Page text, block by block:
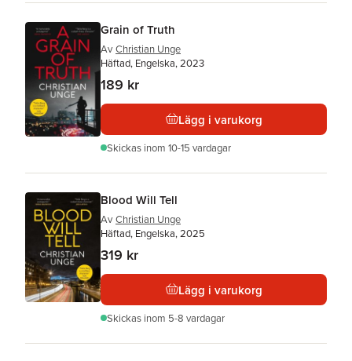
Grain of Truth
Av Christian Unge
Häftad, Engelska, 2023
189 kr
Lägg i varukorg
Skickas inom 10-15 vardagar
Blood Will Tell
Av Christian Unge
Häftad, Engelska, 2025
319 kr
Lägg i varukorg
Skickas inom 5-8 vardagar